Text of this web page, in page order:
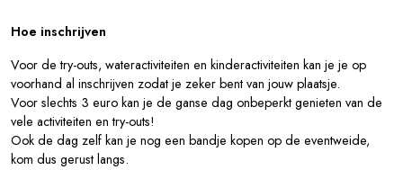
Hoe inschrijven
Voor de try-outs, wateractiviteiten en kinderactiviteiten kan je je op
voorhand al inschrijven zodat je zeker bent van jouw plaatsje.
Voor slechts 3 euro kan je de ganse dag onbeperkt genieten van de
vele activiteiten en try-outs!
Ook de dag zelf kan je nog een bandje kopen op de eventweide,
kom dus gerust langs.